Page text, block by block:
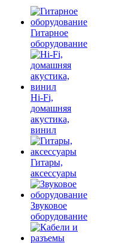
Гитарное
оборудование
Hi-Fi,
домашняя
акустика,
винил
Гитары,
аксессуары
Звуковое
оборудование